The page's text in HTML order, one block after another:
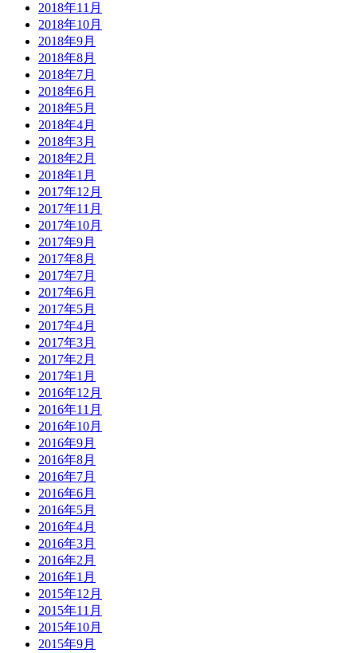
2018年11月
2018年10月
2018年9月
2018年8月
2018年7月
2018年6月
2018年5月
2018年4月
2018年3月
2018年2月
2018年1月
2017年12月
2017年11月
2017年10月
2017年9月
2017年8月
2017年7月
2017年6月
2017年5月
2017年4月
2017年3月
2017年2月
2017年1月
2016年12月
2016年11月
2016年10月
2016年9月
2016年8月
2016年7月
2016年6月
2016年5月
2016年4月
2016年3月
2016年2月
2016年1月
2015年12月
2015年11月
2015年10月
2015年9月